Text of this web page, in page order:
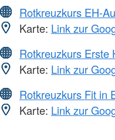
Rotkreuzkurs EH-
Karte: Link zur
Rotkreuzkurs Erste
Karte: Link zur
Rotkreuzkurs Fit in
Karte: Link zur